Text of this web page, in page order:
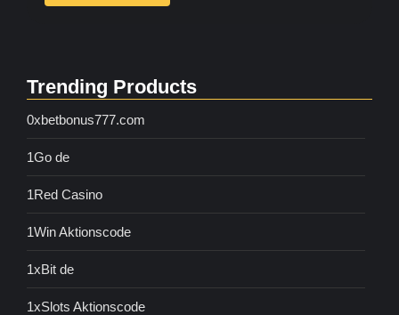
Trending Products
0xbetbonus777.com
1Go de
1Red Casino
1Win Aktionscode
1xBit de
1xSlots Aktionscode